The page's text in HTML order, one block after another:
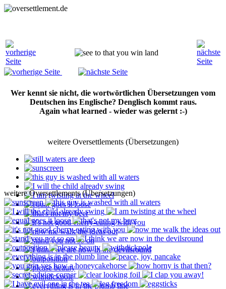
Wer kennt sie nicht, die wortwörtlichen Übersetzungen vom
Deutschen ins Englische? Denglisch kommt raus.
Again what learned - wieder was gelernt :-)
weitere Oversettlements (Übersetzungen)
weitere Oversettlements (Übersetzungen)